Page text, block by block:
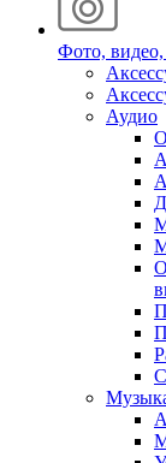
Фото, видео,
Аудио